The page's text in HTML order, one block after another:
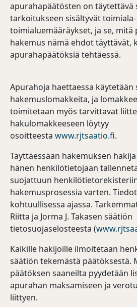
apurahapäätösten on täytettävä
tarkoitukseen sisältyvät toimiala-
toimialuemääräykset, ja se, mitä
hakemus nämä ehdot täyttävät,
apurahapäätöksiä
Apurahoja haettaessa käytetään
hakemuslomakkeita, ja
toimitetaan myös tarvittavat
hakulomakkeeseen löytyy
osoitteesta www.rjtsaatio.fi.
Täyttäessään hakemuksen
hänen henkilötietojaan
suojattuun
hakemusprosessia varten.
kohtuullisessa ajassa.
Riitta ja Jorma J. Takasen säätiön
tietosuojaselosteesta (
Kaikille hakijoille ilmoitetaan
säätiön tekemästä päätöksestä.
päätöksen saaneilta pyydetään
apurahan maksamiseen ja
liittyen.